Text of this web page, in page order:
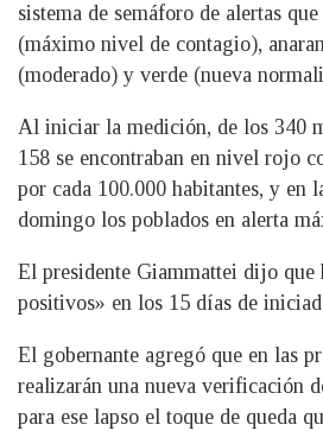
sistema de semáforo de alertas
(máximo nivel de contagio),
(moderado) y verde (nueva
Al iniciar la medición, de los 340
158 se encontraban en nivel rojo
por cada 100.000 habitantes, y en
domingo los poblados en alerta
El presidente Giammattei dijo que
positivos» en los 15 días de
El gobernante agregó que en las
realizarán una nueva verificación
para ese lapso el toque de queda